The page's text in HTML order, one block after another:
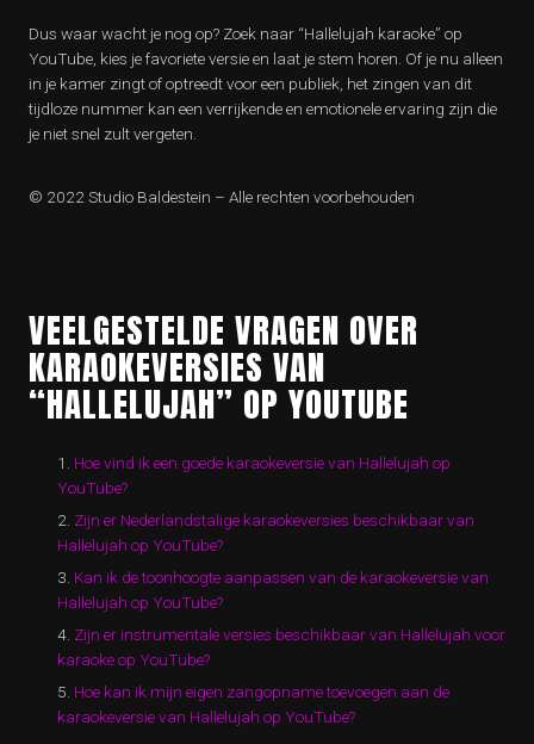
Dus waar wacht je nog op? Zoek naar “Hallelujah karaoke” op
YouTube, kies je favoriete versie en laat je stem horen. Of je nu alleen
in je kamer zingt of optreedt voor een publiek, het zingen van dit
tijdloze nummer kan een verrijkende en emotionele ervaring zijn die
je niet snel zult vergeten.
© 2022 Studio Baldestein – Alle rechten voorbehouden
VEELGESTELDE VRAGEN OVER
KARAOKEVERSIES VAN
“HALLELUJAH” OP YOUTUBE
Hoe vind ik een goede karaokeversie van Hallelujah op
YouTube?
Zijn er Nederlandstalige karaokeversies beschikbaar van
Hallelujah op YouTube?
Kan ik de toonhoogte aanpassen van de karaokeversie van
Hallelujah op YouTube?
Zijn er instrumentale versies beschikbaar van Hallelujah voor
karaoke op YouTube?
Hoe kan ik mijn eigen zangopname toevoegen aan de
karaokeversie van Hallelujah op YouTube?